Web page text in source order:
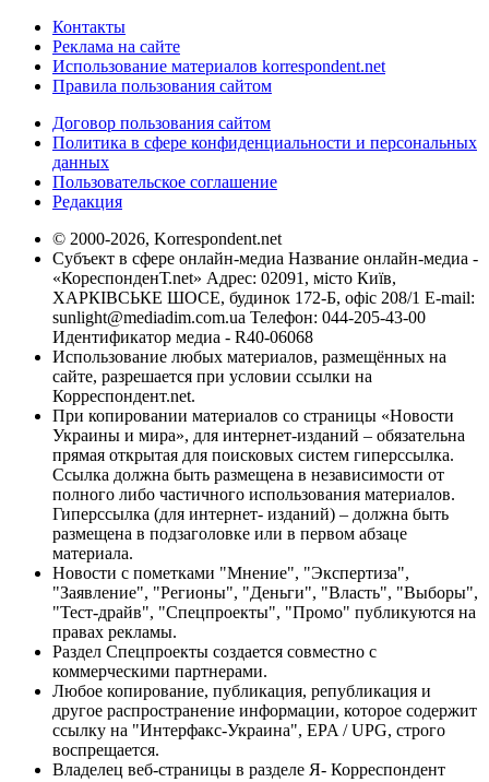
Контакты
Реклама на сайте
Использование материалов korrespondent.net
Правила пользования сайтом
Договор пользования сайтом
Политика в сфере конфиденциальности и персональных
данных
Пользовательское соглашение
Редакция
© 2000-2026, Korrespondent.net
Субъект в сфере онлайн-медиа Название онлайн-медиа -
«КореспонденТ.net» Адрес: 02091, місто Київ,
ХАРКІВСЬКЕ ШОСЕ, будинок 172-Б, офіс 208/1 E-mail:
sunlight@mediadim.com.ua Телефон: 044-205-43-00
Идентификатор медиа - R40-06068
Использование любых материалов, размещённых на
сайте, разрешается при условии ссылки на
Корреспондент.net.
При копировании материалов со страницы «Новости
Украины и мира», для интернет-изданий – обязательна
прямая открытая для поисковых систем гиперссылка.
Ссылка должна быть размещена в независимости от
полного либо частичного использования материалов.
Гиперссылка (для интернет- изданий) – должна быть
размещена в подзаголовке или в первом абзаце
материала.
Новости с пометками "Мнение", "Экспертиза",
"Заявление", "Регионы", "Деньги", "Власть", "Выборы",
"Тест-драйв", "Спецпроекты", "Промо" публикуются на
правах рекламы.
Раздел Спецпроекты создается совместно с
коммерческими партнерами.
Любое копирование, публикация, републикация и
другое распространение информации, которое содержит
ссылку на "Интерфакс-Украина", EPA / UPG, строго
воспрещается.
Владелец веб-страницы в разделе Я- Корреспондент